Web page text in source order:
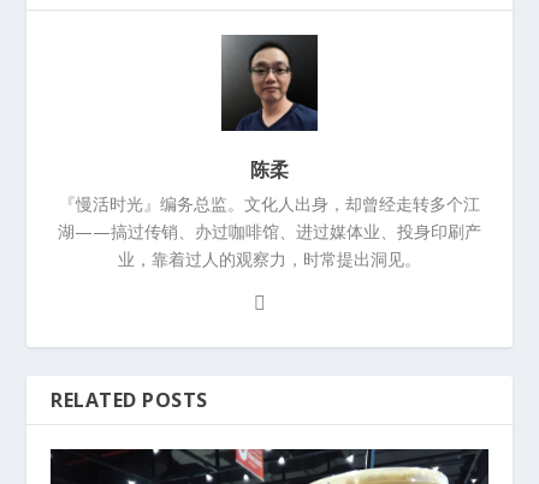
陈柔
『慢活时光』编务总监。文化人出身，却曾经走转多个江
湖——搞过传销、办过咖啡馆、进过媒体业、投身印刷产
业，靠着过人的观察力，时常提出洞见。
RELATED POSTS